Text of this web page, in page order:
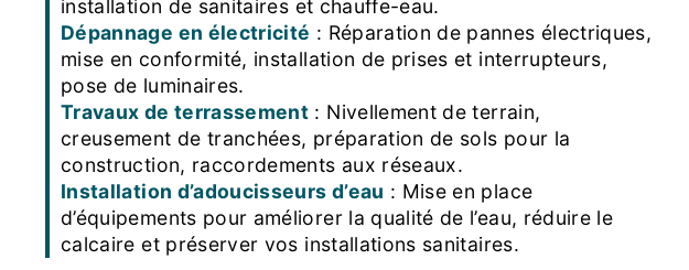
installation de sanitaires et chauffe-eau.
Dépannage en électricité : Réparation de pannes électriques,
mise en conformité, installation de prises et interrupteurs,
pose de luminaires.
Travaux de terrassement : Nivellement de terrain,
creusement de tranchées, préparation de sols pour la
construction, raccordements aux réseaux.
Installation d’adoucisseurs d’eau : Mise en place
d’équipements pour améliorer la qualité de l’eau, réduire le
calcaire et préserver vos installations sanitaires.